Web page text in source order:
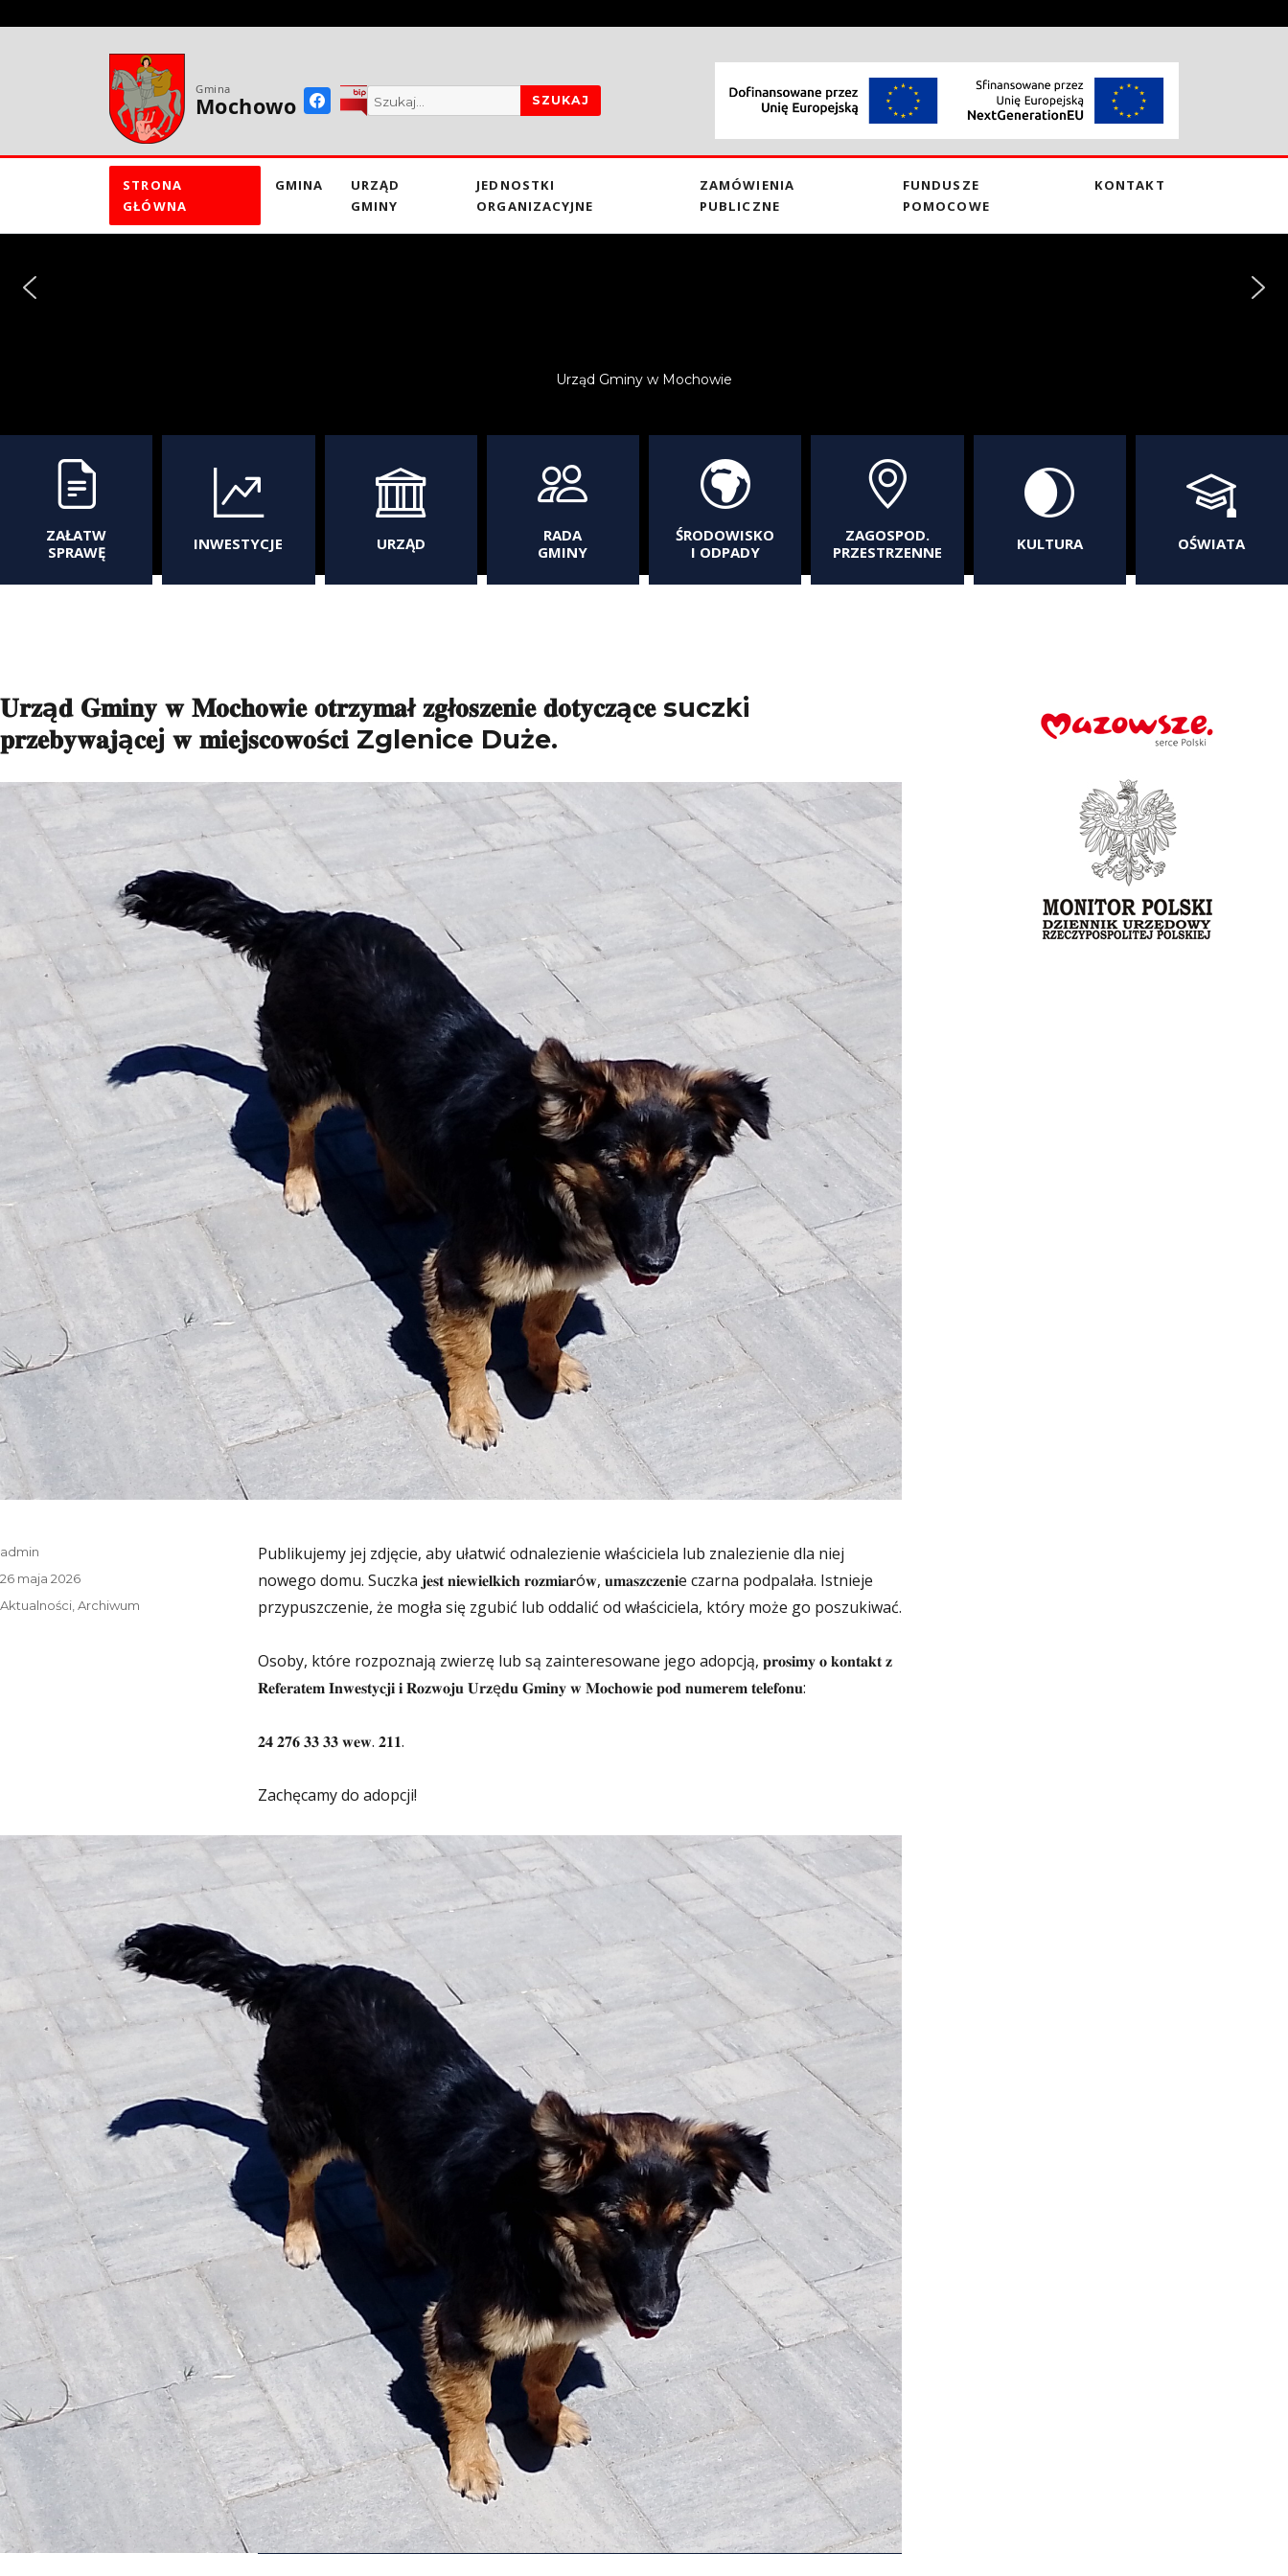
treści
Urząd Gminy w Mochowie
Gmina
Mochowo SZUKAJ
STRONA
GŁÓWNA
GMINA
URZĄD
GMINY
JEDNOSTKI
ORGANIZACYJNE
ZAMÓWIENIA
PUBLICZNE
FUNDUSZE
POMOCOWE
KONTAKT
ZAŁATW
SPRAWĘ
INWESTYCJE URZĄD
RADA
GMINY
ŚRODOWISKO
I ODPADY
ZAGOSPOD.
PRZESTRZENNE
KULTURA OŚWIATA
𝐔𝐫𝐳ą𝐝 𝐆𝐦𝐢𝐧𝐲 𝐰 𝐌𝐨𝐜𝐡𝐨𝐰𝐢𝐞 𝐨𝐭𝐫𝐳𝐲𝐦𝐚ł 𝐳𝐠ł𝐨𝐬𝐳𝐞𝐧𝐢𝐞 𝐝𝐨𝐭𝐲𝐜𝐳ą𝐜𝐞 suczki
𝐩𝐫𝐳𝐞𝐛𝐲𝐰𝐚𝐣ą𝐜𝐞j 𝐰 𝐦𝐢𝐞𝐣𝐬𝐜𝐨𝐰𝐨ś𝐜𝐢 Zglenice Duże.
Publikujemy jej zdjęcie, aby ułatwić odnalezienie właściciela lub znalezienie dla niej
nowego domu. Suczka 𝐣𝐞𝐬𝐭 𝐧𝐢𝐞𝐰𝐢𝐞𝐥𝐤𝐢𝐜𝐡 𝐫𝐨𝐳𝐦𝐢𝐚𝐫ó𝐰, 𝐮𝐦𝐚𝐬𝐳𝐜𝐳𝐞𝐧𝐢e czarna podpalała. Istnieje
przypuszczenie, że mogła się zgubić lub oddalić od właściciela, który może go poszukiwać.
Osoby, które rozpoznają zwierzę lub są zainteresowane jego adopcją, 𝐩𝐫𝐨𝐬𝐢𝐦𝐲 𝐨 𝐤𝐨𝐧𝐭𝐚𝐤𝐭 𝐳
𝐑𝐞𝐟𝐞𝐫𝐚𝐭𝐞𝐦 𝐈𝐧𝐰𝐞𝐬𝐭𝐲𝐜𝐣𝐢 𝐢 𝐑𝐨𝐳𝐰𝐨𝐣𝐮 𝐔𝐫𝐳ę𝐝𝐮 𝐆𝐦𝐢𝐧𝐲 𝐰 𝐌𝐨𝐜𝐡𝐨𝐰𝐢𝐞 𝐩𝐨𝐝 𝐧𝐮𝐦𝐞𝐫𝐞𝐦 𝐭𝐞𝐥𝐞𝐟𝐨𝐧𝐮:
𝟐𝟒 𝟐𝟕𝟔 𝟑𝟑 𝟑𝟑 𝐰𝐞𝐰. 𝟐𝟏𝟏.
Zachęcamy do adopcji!
Autor
admin
Data
publikacji
26 maja 2026
Kategorie
Aktualności,Archiwum